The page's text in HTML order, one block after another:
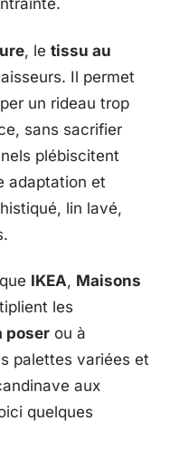
, le tissu au
Il permet
un rideau trop
sans sacrifier
plébiscitent
adaptation et
lin lavé,
IKEA, Maisons
les
poser ou à
palettes variées et
aux
quelques